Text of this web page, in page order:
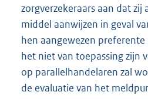
zorgverzekeraars aan dat
middel aanwijzen in geval
hen aangewezen
het niet van toepassing zijn
op parallelhandelaren zal
de evaluatie van het